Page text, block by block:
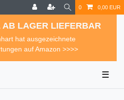
0 0,00 EUR
LAGER LIEFERBAR
hat ausgezeichnete
auf Amazon >>>>
☰